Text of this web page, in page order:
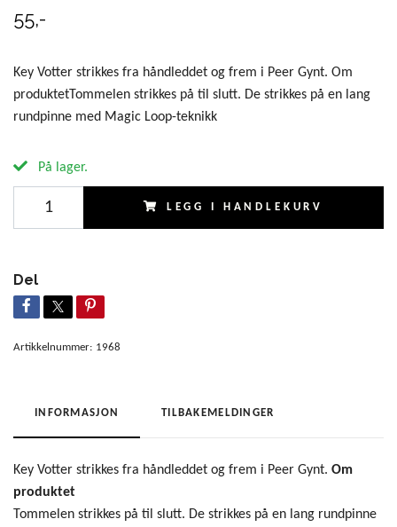
55,-
Key Votter strikkes fra håndleddet og frem i Peer Gynt. Om
produktetTommelen strikkes på til slutt. De strikkes på en lang
rundpinne med Magic Loop-teknikk
På lager.
LEGG I HANDLEKURV
Del
Artikkelnummer: 1968
INFORMASJON TILBAKEMELDINGER
Key Votter strikkes fra håndleddet og frem i Peer Gynt. Om
produktet
Tommelen strikkes på til slutt. De strikkes på en lang rundpinne